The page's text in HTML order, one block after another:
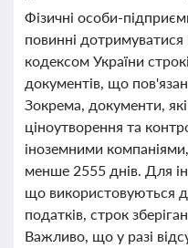
Фізичні особи-
повинні
кодексом України
документів, що
Зокрема, документи,
ціноутворення та
іноземними
менше 2555 днів. Для
що використовуються
податків, строк
Важливо, що у разі